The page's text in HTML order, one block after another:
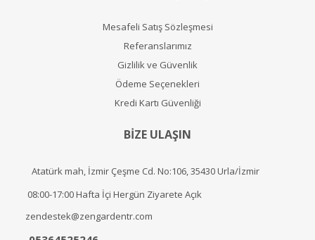
Mesafeli Satış Sözleşmesi
Referanslarımız
Gizlilik ve Güvenlik
Ödeme Seçenekleri
Kredi Kartı Güvenliği
BİZE ULAŞIN
Atatürk mah, İzmir Çeşme Cd. No:106, 35430 Urla/İzmir
08:00-17:00 Hafta İçi Hergün Ziyarete Açık
zendestek@zengardentr.com